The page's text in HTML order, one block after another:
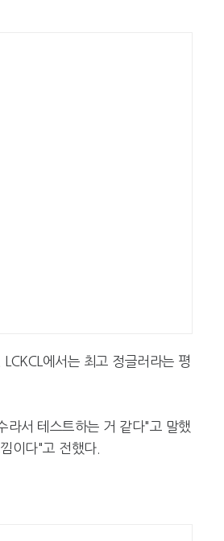
에서는 최고 정글러라는 평
라서 테스트하는 거 같다"고 말했
이다"고 전했다.